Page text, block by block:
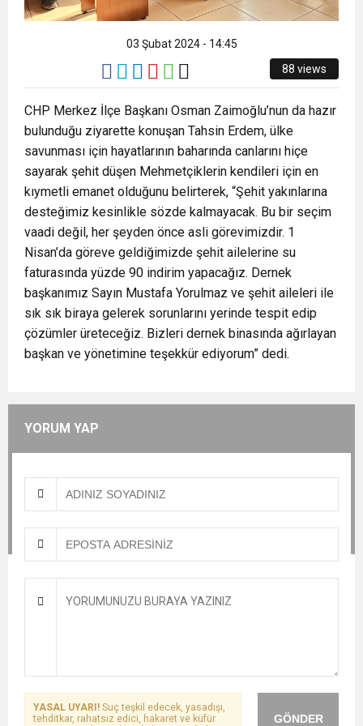
03 Şubat 2024 - 14:45
88 views
CHP Merkez İlçe Başkanı Osman Zaimoğlu’nun da hazır
bulunduğu ziyarette konuşan Tahsin Erdem, ülke
savunması için hayatlarının baharında canlarını hiçe
sayarak şehit düşen Mehmetçiklerin kendileri için en
kıymetli emanet olduğunu belirterek, “Şehit yakınlarına
desteğimiz kesinlikle sözde kalmayacak. Bu bir seçim
vaadi değil, her şeyden önce asli görevimizdir. 1
Nisan’da göreve geldiğimizde şehit ailelerine su
faturasında yüzde 90 indirim yapacağız. Dernek
başkanımız Sayın Mustafa Yorulmaz ve şehit aileleri ile
sık sık biraya gelerek sorunlarını yerinde tespit edip
çözümler üreteceğiz. Bizleri dernek binasında ağırlayan
başkan ve yönetimine teşekkür ediyorum” dedi.
YORUM YAP
GÖNDER
YASAL UYARI! Suç teşkil edecek, yasadışı,
tehditkar, rahatsız edici, hakaret ve küfür